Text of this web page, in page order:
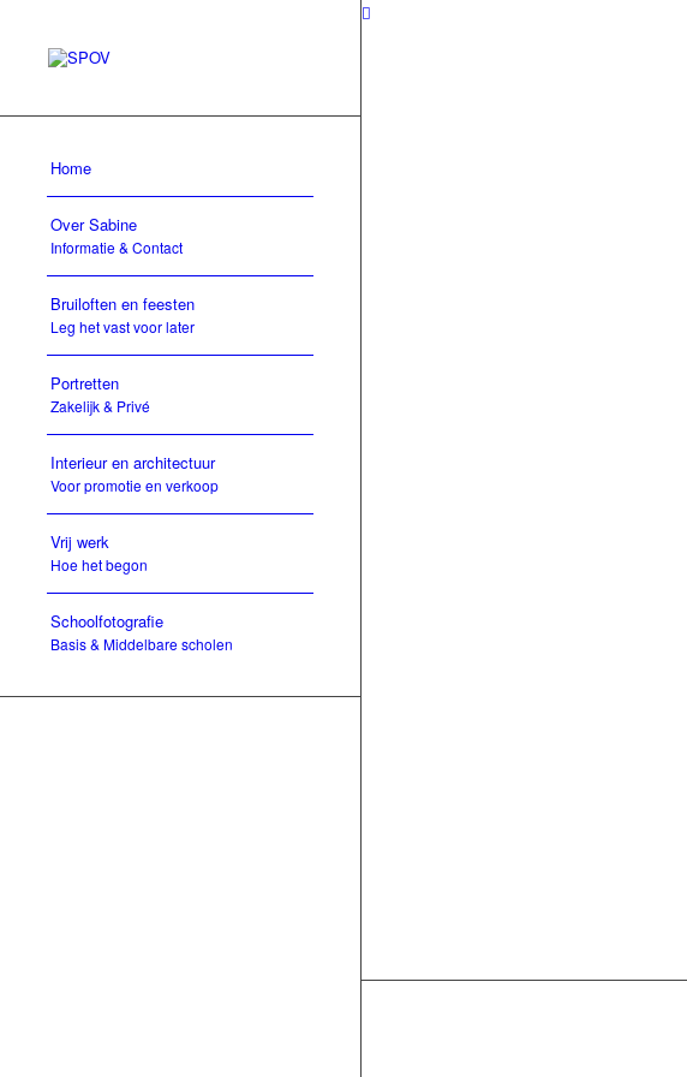
Home
Over Sabine
Informatie & Contact
Bruiloften en feesten
Leg het vast voor later
Portretten
Zakelijk & Privé
Interieur en architectuur
Voor promotie en verkoop
Vrij werk
Hoe het begon
Schoolfotografie
Basis & Middelbare scholen